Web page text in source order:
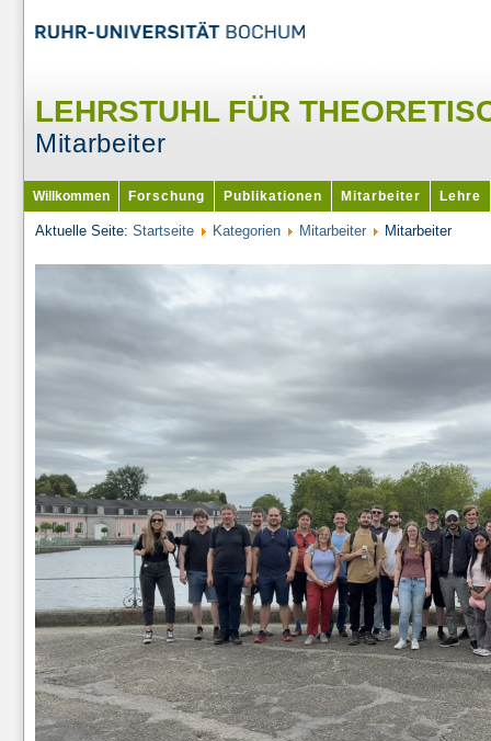
LEHRSTUHL FÜR
Mitarbeiter
Willkommen Forschung Publikationen Mitarbeiter Lehre
Aktuelle Seite: Startseite Kategorien Mitarbeiter Mitarbeiter